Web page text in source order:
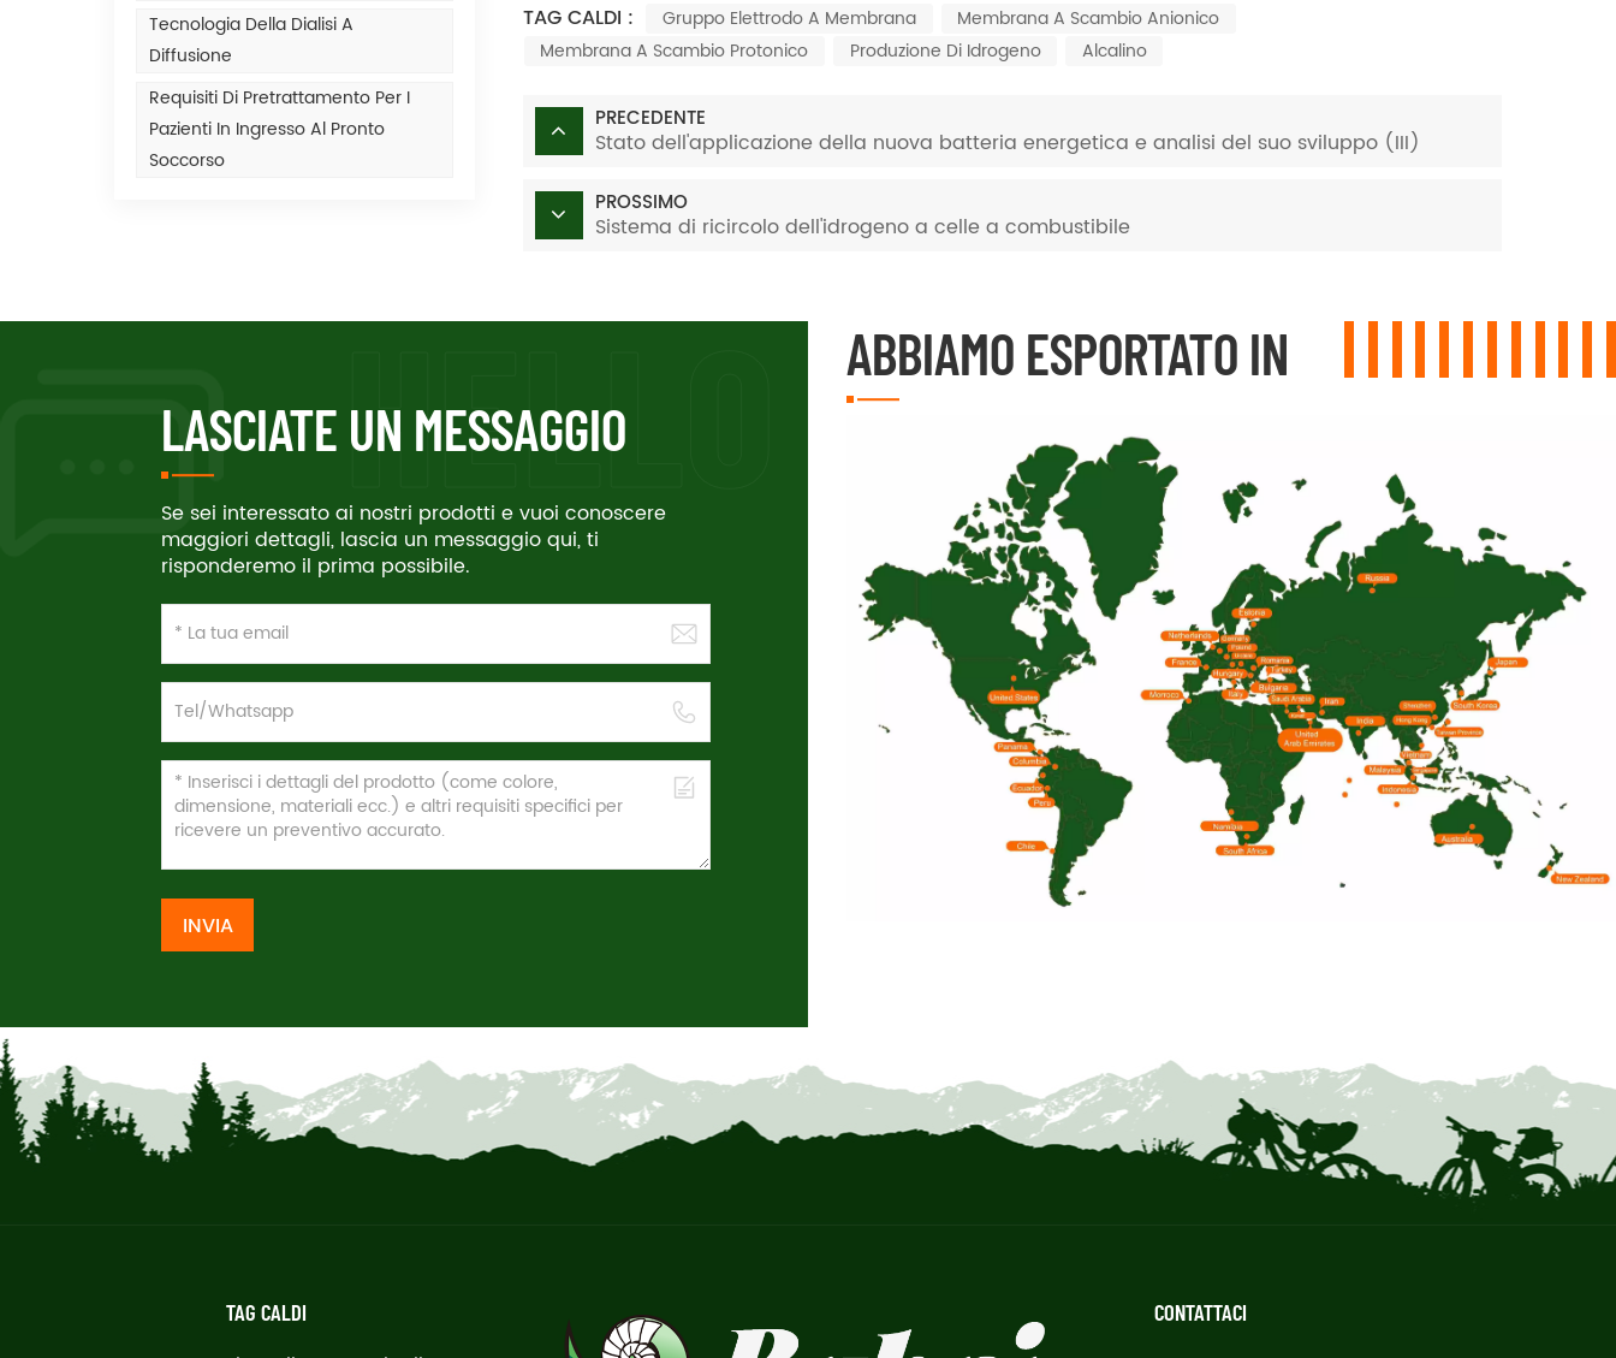
Tecnologia Della Dialisi A
Diffusione
Requisiti Di Pretrattamento Per I
Pazienti In Ingresso Al Pronto
Soccorso
TAG CALDI :
Gruppo Elettrodo A Membrana
Membrana A Scambio Anionico
Membrana A Scambio Protonico
Produzione Di Idrogeno Alcalino
PRECEDENTE
Stato dell'applicazione della nuova batteria energetica e analisi del suo sviluppo (III)
PROSSIMO
Sistema di ricircolo dell'idrogeno a celle a combustibile
LASCIATE UN MESSAGGIO
Se sei interessato ai nostri prodotti e vuoi conoscere
maggiori dettagli, lascia un messaggio qui, ti
risponderemo il prima possibile.
INVIA
ABBIAMO ESPORTATO IN
TAG CALDI CONTATTACI